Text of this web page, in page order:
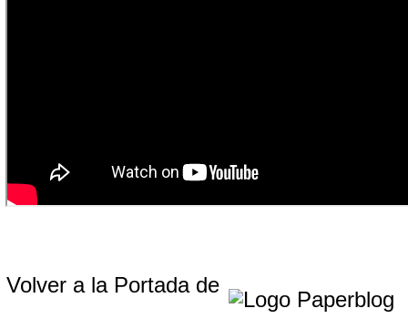
Volver a la Portada de